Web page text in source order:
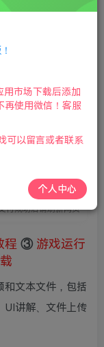
细视频教学
限，请先开通会员
值到账号，用余额支付
付成功后请刷新网页
程 ③ 游戏运行
和文本文件，包括
UI讲解、文件上传
市场下载后添加
再使用微信！客服
可以留言或者联系
个人中心